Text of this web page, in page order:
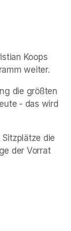
Koops
weiter.
die größten
- das wird
die
der Vorrat